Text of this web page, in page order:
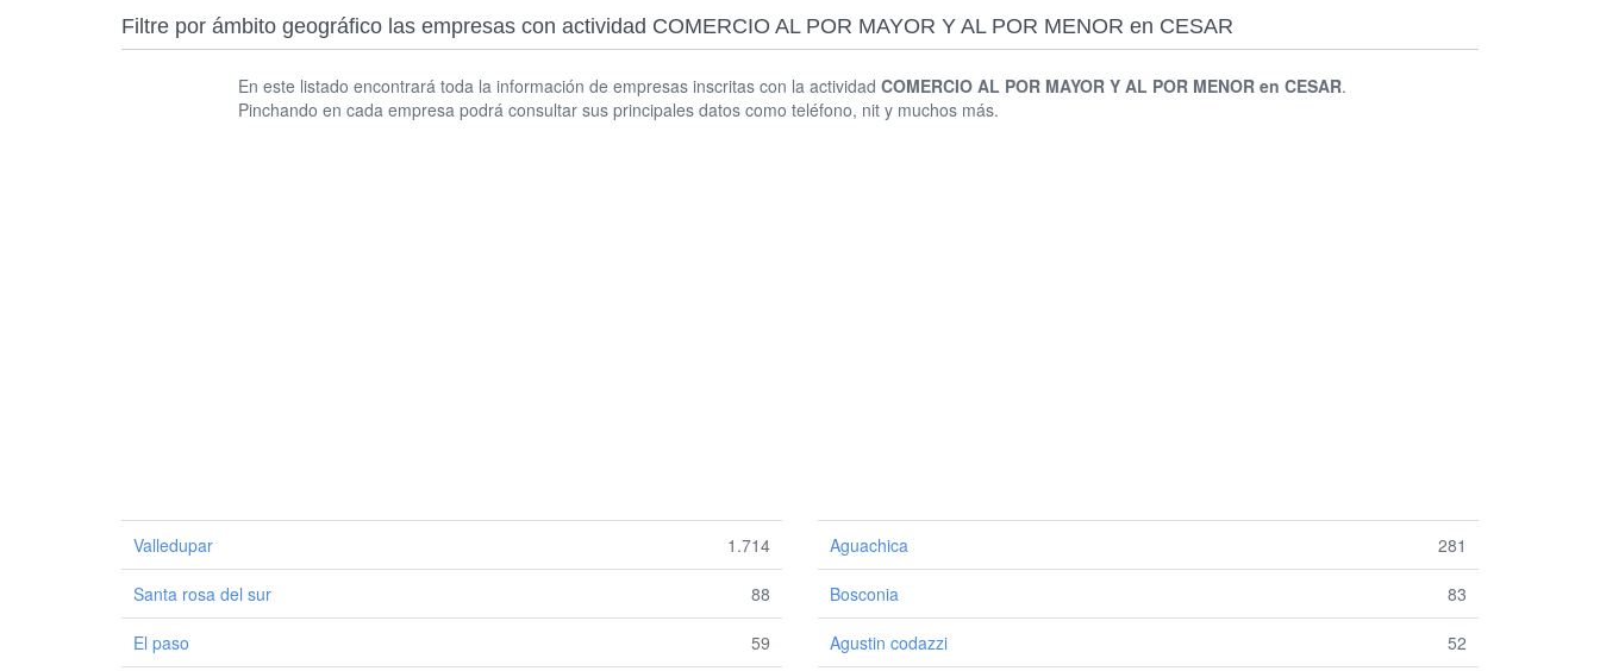
Filtre por ámbito geográfico las empresas con actividad COMERCIO AL POR MAYOR Y AL POR MENOR en CESAR
En este listado encontrará toda la información de empresas inscritas con la actividad COMERCIO AL POR MAYOR Y AL POR MENOR en CESAR.
Pinchando en cada empresa podrá consultar sus principales datos como teléfono, nit y muchos más.
Valledupar 1.714
Santa rosa del sur 88
El paso 59
Aguachica 281
Bosconia 83
Agustin codazzi 52